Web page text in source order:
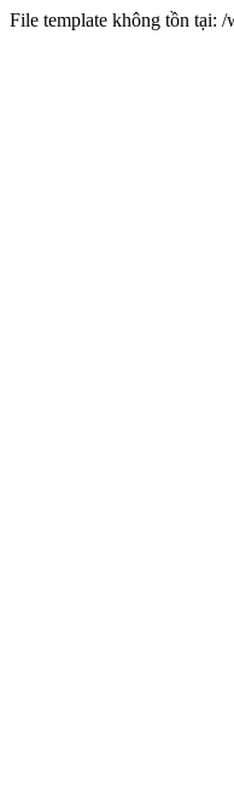
File template không tồn tại: